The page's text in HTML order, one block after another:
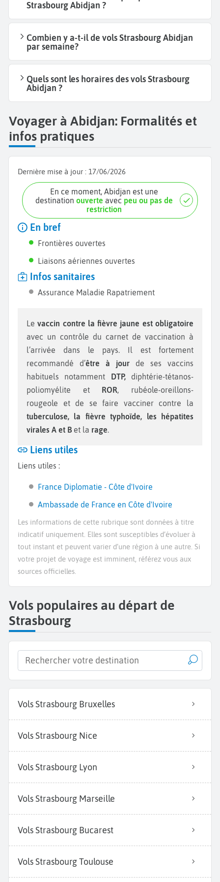
Strasbourg Abidjan ?
Combien y a-t-il de vols Strasbourg Abidjan
par semaine?
Quels sont les horaires des vols Strasbourg
Abidjan ?
Voyager à Abidjan: Formalités et
infos pratiques
Dernière mise à jour : 17/06/2026
En ce moment, Abidjan est une
destinationouverte avec peu ou pas de
restriction
En bref
Frontières ouvertes
Liaisons aériennes ouvertes
Infos sanitaires
Assurance Maladie Rapatriement
Levaccin contre la fièvre jaune est obligatoire
avec un contrôle du carnet de vaccination à
l’arrivée dans le pays. Il est fortement
recommandé d’être à jour de ses vaccins
habituels notamment DTP,diphtérie-tétanos-
poliomyélite et ROR, rubéole-oreillons-
rougeole et de se faire vacciner contre la
tuberculose, la fièvre typhoïde, les hépatites
virales A et Bet la rage.
Liens utiles
Liens utiles :
France Diplomatie - Côte d'Ivoire
Ambassade de France en Côte d'Ivoire
Les informations de cette rubrique sont données à titre
indicatif uniquement. Elles sont susceptibles d’évoluer à
tout instant et peuvent varier d’une région à une autre. Si
votre projet de voyage est imminent, référez vous aux
sources officielles.
Vols populaires au départ de
Strasbourg
Vols Strasbourg Bruxelles
Vols Strasbourg Nice
Vols Strasbourg Lyon
Vols Strasbourg Marseille
Vols Strasbourg Bucarest
Vols Strasbourg Toulouse